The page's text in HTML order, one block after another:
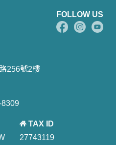
256號2樓
TAX ID
27743119
FOLLOW US